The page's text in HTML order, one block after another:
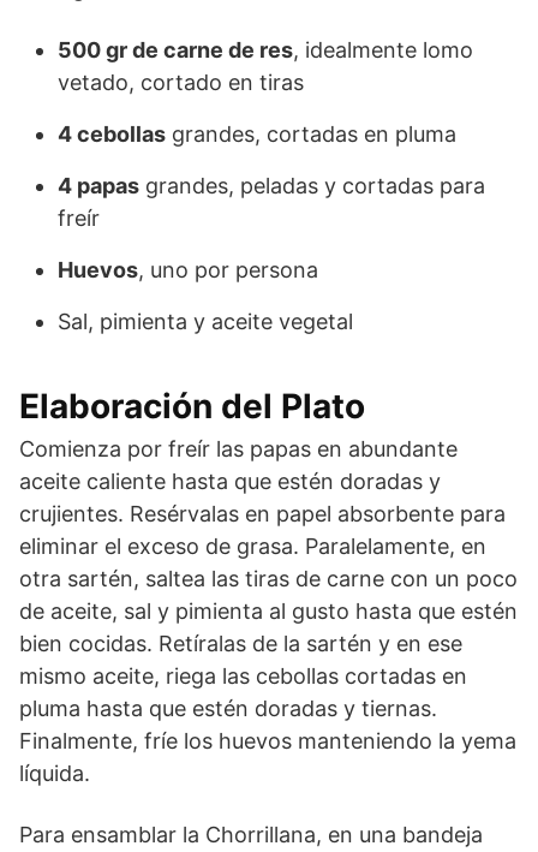
500 gr de carne de res, idealmente lomo
vetado, cortado en tiras
4 cebollas grandes, cortadas en pluma
4 papas grandes, peladas y cortadas para
freír
Huevos, uno por persona
Sal, pimienta y aceite vegetal
Elaboración del Plato
Comienza por freír las papas en abundante
aceite caliente hasta que estén doradas y
crujientes. Resérvalas en papel absorbente para
eliminar el exceso de grasa. Paralelamente, en
otra sartén, saltea las tiras de carne con un poco
de aceite, sal y pimienta al gusto hasta que estén
bien cocidas. Retíralas de la sartén y en ese
mismo aceite, riega las cebollas cortadas en
pluma hasta que estén doradas y tiernas.
Finalmente, fríe los huevos manteniendo la yema
líquida.
Para ensamblar la Chorrillana, en una bandeja